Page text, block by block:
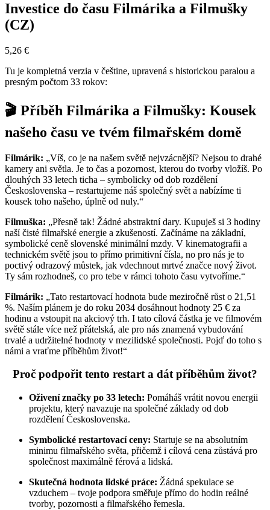
Investice do času Filmárika a Filmušky
(CZ)
5,26 €
Tu je kompletná verzia v češtine, upravená s historickou paralou a
presným počtom 33 rokov:
🎬 Příběh Filmárika a Filmušky: Kousek
našeho času ve tvém filmařském domě
Filmárik: „Víš, co je na našem světě nejvzácnější? Nejsou to drahé
kamery ani světla. Je to čas a pozornost, kterou do tvorby vložíš. Po
dlouhých 33 letech ticha – symbolicky od dob rozdělení
Československa – restartujeme náš společný svět a nabízíme ti
kousek toho našeho, úplně od nuly.“
Filmuška: „Přesně tak! Žádné abstraktní dary. Kupuješ si 3 hodiny
naší čisté filmařské energie a zkušeností. Začínáme na základní,
symbolické ceně slovenské minimální mzdy. V kinematografii a
technickém světě jsou to přímo primitivní čísla, no pro nás je to
poctivý odrazový můstek, jak vdechnout mrtvé značce nový život.
Ty sám rozhodneš, co pro tebe v rámci tohoto času vytvoříme.“
Filmárik: „Tato restartovací hodnota bude meziročně růst o 21,51
%. Naším plánem je do roku 2034 dosáhnout hodnoty 25 € za
hodinu a vstoupit na akciový trh. I tato cílová částka je ve filmovém
světě stále více než přátelská, ale pro nás znamená vybudování
trvalé a udržitelné hodnoty v mezilidské společnosti. Pojď do toho s
námi a vraťme příběhům život!“
Proč podpořit tento restart a dát příběhům život?
Oživení značky po 33 letech: Pomáháš vrátit novou energii
projektu, který navazuje na společné základy od dob
rozdělení Československa.
Symbolické restartovací ceny: Startuje se na absolutním
minimu filmařského světa, přičemž i cílová cena zůstává pro
společnost maximálně férová a lidská.
Skutečná hodnota lidské práce: Žádná spekulace se
vzduchem – tvoje podpora směřuje přímo do hodin reálné
tvorby, pozornosti a filmařského řemesla.